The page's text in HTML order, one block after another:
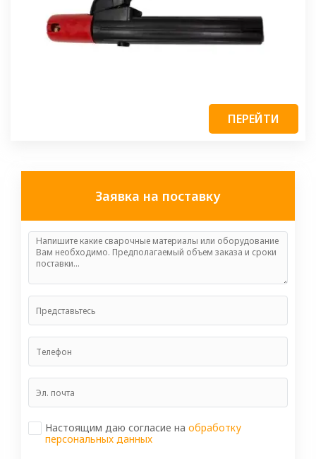
ПЕРЕЙТИ
Заявка на поставку
Настоящим даю согласие на обработку
персональных данных